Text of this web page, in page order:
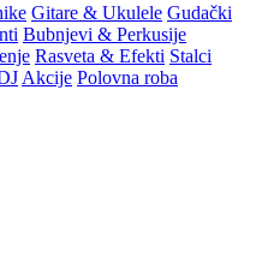
Gitare & Ukulele Gudački
Bubnjevi & Perkusije
Rasveta & Efekti Stalci
Akcije Polovna roba